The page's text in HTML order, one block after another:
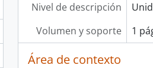
Nivel de descripción
Volumen y soporte
1
Área de contexto